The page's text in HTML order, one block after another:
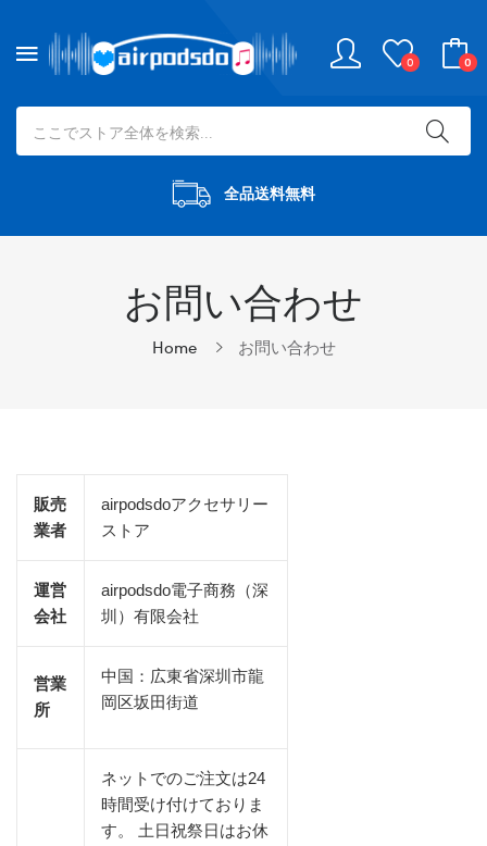
0 0
全品送料無料
お問い合わせ
Home お問い合わせ
販売
業者
airpodsdoアクセサリー
ストア
運営
会社
airpodsdo電子商務（深
圳）有限会社
営業
所
中国：広東省深圳市龍
岡区坂田街道
ネットでのご注文は24
時間受け付けておりま
す。 土日祝祭日はお休